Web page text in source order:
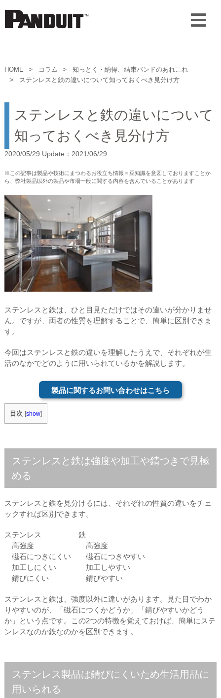
HOME コラム
知っとく・納得、結束バンドのあれこれ
ステンレスと鉄の違いについて知っておくべき見分け方
ステンレスと鉄の違いについて
知っておくべき見分け方
2020/05/29 Update：2021/06/29
※この記事は製品や技術にまつわるお役立ち情報＝豆知識を意図しておりますことか
ら、弊社製品以外の製品や市場一般に関する内容を含んでいることがあります
ステンレスと鉄は、ひと目見ただけではその違いが分かりませ
ん。ですが、両者の性質を理解することで、簡単に区別できま
す。
今回はステンレスと鉄の違いを理解したうえで、それぞれが生
活のなかでどのように用いられているかを解説します。
製品に関するお問い合わせはこちら
目次 [show]
ステンレスと鉄は強度や加工や錆つきで見極
める
ステンレスと鉄を見分けるには、それぞれの性質の違いをチェ
ックすれば区別できます。
ステンレス 鉄
高強度 高強度
磁石につきにくい 磁石につきやすい
加工しにくい 加工しやすい
錆びにくい 錆びやすい
ステンレスと鉄は、強度以外に違いがあります。見た目でわか
りやすいのが、「磁石につくかどうか」「錆びやすいかどう
か」という点です。この2つの特徴を覚えておけば、簡単にステ
ンレスなのか鉄なのかを区別できます。
ステンレス製品は錆びにくいため生活用品に
用いられる